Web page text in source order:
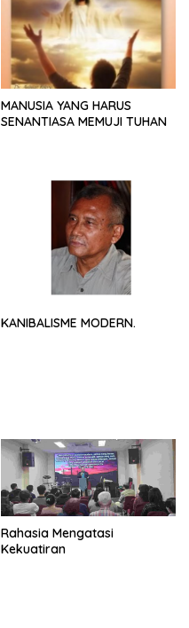
MANUSIA YANG HARUS
SENANTIASA MEMUJI TUHAN
KANIBALISME MODERN.
Rahasia Mengatasi
Kekuatiran